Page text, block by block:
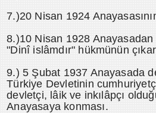
7.)20 Nisan 1924
8.)10 Nisan 1928
"Dinî islâmdır" hükmünün
9.) 5 Şubat 1937 Anayasada
Türkiye Devletinin
devletçi, lâik ve inkılâpçı
Anayasaya konması.